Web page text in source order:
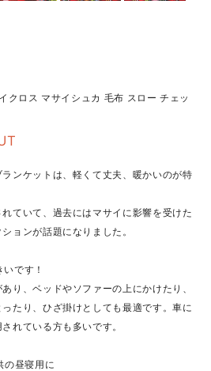
クロス マサイシュカ 毛布 スロー チェッ
ンケットは、軽くて丈夫、暖かいのが特
ていて、過去にはマサイに影響を受けた
ョンが話題になりました。
です！
り、ベッドやソファーの上にかけたり、
たり、ひざ掛けとしても最適です。車に
れている方も多いです。
の昼寝用に